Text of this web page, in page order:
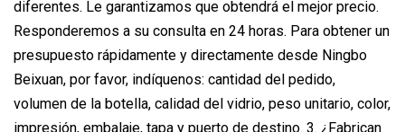
diferentes. Le garantizamos que obtendrá el mejor precio.
Responderemos a su consulta en 24 horas. Para obtener un
presupuesto rápidamente y directamente desde Ningbo
Beixuan, por favor, indíquenos: cantidad del pedido,
volumen de la botella, calidad del vidrio, peso unitario, color,
impresión, embalaje, tapa y puerto de destino. 3. ¿Fabrican